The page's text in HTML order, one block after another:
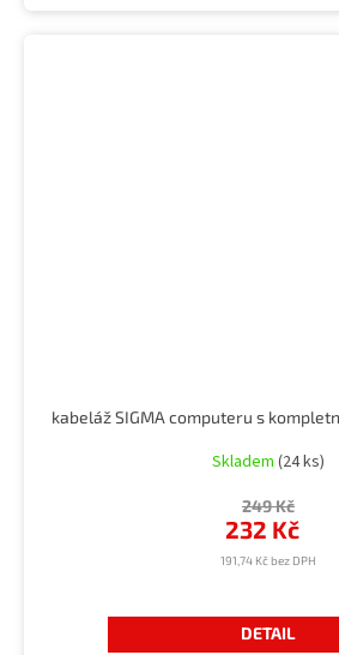
kabeláž SIGMA computeru s
Skladem (24 ks)
191,74 Kč bez DPH
232 Kč
249 Kč
DETAIL